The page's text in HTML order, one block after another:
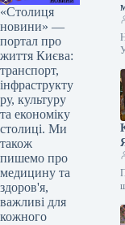
«Столиця
новини» —
портал про
життя Києва:
транспорт,
інфраструкту
ру, культуру
та економіку
столиці. Ми
також
пишемо про
медицину та
здоров'я,
важливі для
кожного